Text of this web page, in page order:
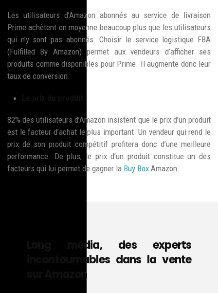
Les utilisateurs d’Amazon abonnés au service de livraison
Prime achètent en moyenne beaucoup plus que les utilisateurs
qui n’y sont pas abonnés. Choisir le service logistique FBA
(Fulfilled By Amazon) permet aux vendeurs d’afficher ses
produits comme disponibles pour Prime. Il augmente donc leur
taux de conversion.
82% des utilisateurs d’Amazon insistent que le prix d’un produit
est le facteur d’achat le plus important. Un vendeur qui rend le
prix de son produit compétitif profitera donc d’une meilleure
performance. De plus, le prix d’un produit constitue un des
facteurs qui lui permet de gagner la Buy Box Amazon.
Long media, des experts
incontournables dans la vente
sur Amazon